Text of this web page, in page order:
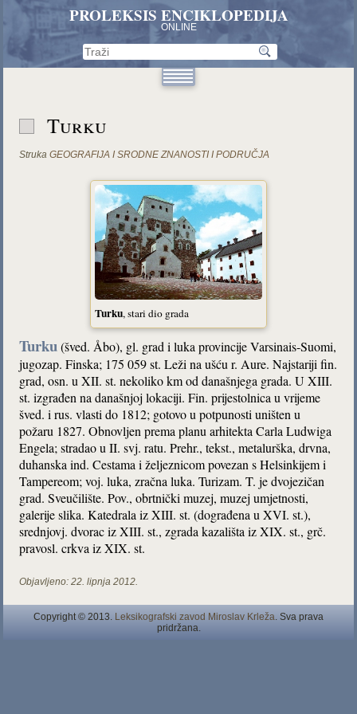
PROLEKSIS ENCIKLOPEDIJA
ONLINE
Turku
Struka GEOGRAFIJA I SRODNE ZNANOSTI I PODRUČJA
Turku, stari dio grada
Turku (šved. Åbo), gl. grad i luka provincije Varsinais-Suomi,
jugozap. Finska; 175 059 st. Leži na ušću r. Aure. Najstariji fin.
grad, osn. u XII. st. nekoliko km od današnjega grada. U XIII.
st. izgrađen na današnjoj lokaciji. Fin. prijestolnica u vrijeme
šved. i rus. vlasti do 1812; gotovo u potpunosti uništen u
požaru 1827. Obnovljen prema planu arhitekta Carla Ludwiga
Engela; stradao u II. svj. ratu. Prehr., tekst., metalurška, drvna,
duhanska ind. Cestama i željeznicom povezan s Helsinkijem i
Tampereom; voj. luka, zračna luka. Turizam. T. je dvojezičan
grad. Sveučilište. Pov., obrtnički muzej, muzej umjetnosti,
galerije slika. Katedrala iz XIII. st. (dograđena u XVI. st.),
srednjovj. dvorac iz XIII. st., zgrada kazališta iz XIX. st., grč.
pravosl. crkva iz XIX. st.
Objavljeno: 22. lipnja 2012.
Copyright © 2013. Leksikografski zavod Miroslav Krleža. Sva prava
pridržana.